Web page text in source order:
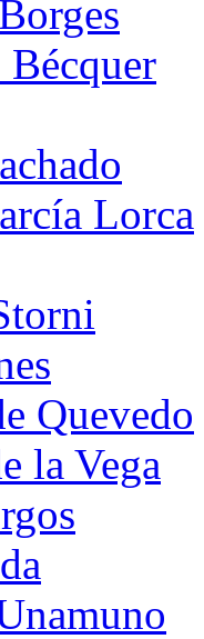
Lorca
Quevedo
la Vega